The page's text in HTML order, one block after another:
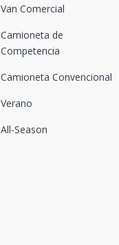
Van Comercial
Camioneta de
Competencia
Camioneta Convencional
Verano
All-Season